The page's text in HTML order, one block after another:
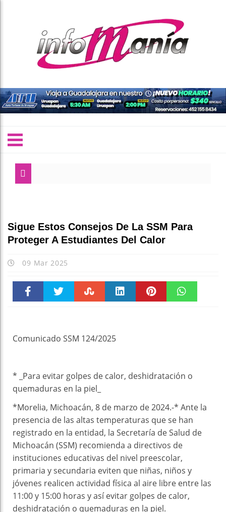
Sigue Estos Consejos De La SSM Para
Proteger A Estudiantes Del Calor
09 Mar 2025
Comunicado SSM 124/2025
* _Para evitar golpes de calor, deshidratación o
quemaduras en la piel_
*Morelia, Michoacán, 8 de marzo de 2024.-* Ante la
presencia de las altas temperaturas que se han
registrado en la entidad, la Secretaría de Salud de
Michoacán (SSM) recomienda a directivos de
instituciones educativas del nivel preescolar,
primaria y secundaria eviten que niñas, niños y
jóvenes realicen actividad física al aire libre entre las
11:00 y 15:00 horas y así evitar golpes de calor,
deshidratación o quemaduras en la piel.